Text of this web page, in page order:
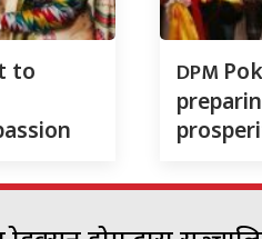
to
DPM